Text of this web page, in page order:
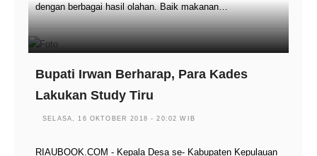
dengan berbagai hasil olahan. Baik makanan…
Bupati Irwan Berharap, Para Kades
Lakukan Study Tiru
SELASA, 16 OKTOBER 2018 - 20:02 WIB
RIAUBOOK.COM - Kepala Desa se- Kabupaten Kepulauan